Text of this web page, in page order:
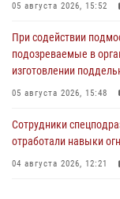
05 августа 2026, 15:52
При содействии
подозреваемые в
изготовлении
05 августа 2026, 15:48
Сотрудники
отработали навыки
04 августа 2026, 12:21